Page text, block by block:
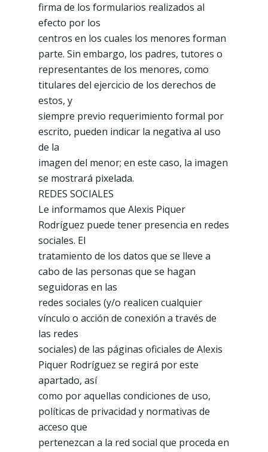
firma de los formularios realizados al
efecto por los
centros en los cuales los menores forman
parte. Sin embargo, los padres, tutores o
representantes de los menores, como
titulares del ejercicio de los derechos de
estos, y
siempre previo requerimiento formal por
escrito, pueden indicar la negativa al uso
de la
imagen del menor; en este caso, la imagen
se mostrará pixelada.
REDES SOCIALES
Le informamos que Alexis Piquer
Rodríguez puede tener presencia en redes
sociales. El
tratamiento de los datos que se lleve a
cabo de las personas que se hagan
seguidoras en las
redes sociales (y/o realicen cualquier
vínculo o acción de conexión a través de
las redes
sociales) de las páginas oficiales de Alexis
Piquer Rodríguez se regirá por este
apartado, así
como por aquellas condiciones de uso,
políticas de privacidad y normativas de
acceso que
pertenezcan a la red social que proceda en